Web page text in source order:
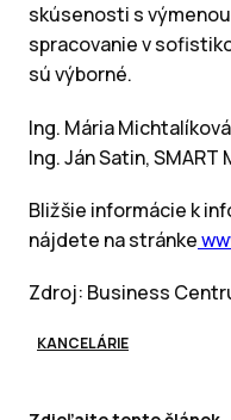
skúsenosti s
spracovanie v
sú výborné.
Ing. Mária
Ing. Ján Satin,
Bližšie informácie k
nájdete na stránke
Zdroj: Business
KANCELÁRIE